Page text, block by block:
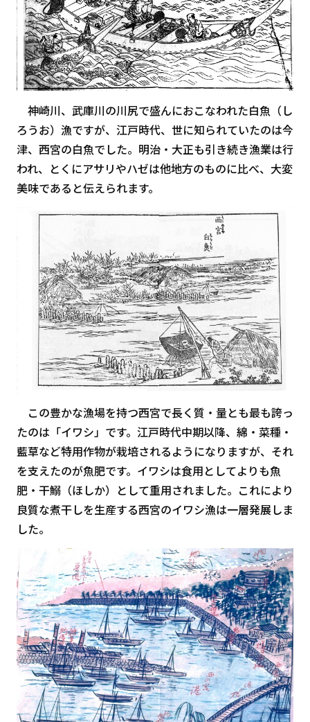
神崎川、武庫川の川尻で盛んにおこなわれた白魚（し
ろうお）漁ですが、江戸時代、世に知られていたのは今
津、西宮の白魚でした。明治・大正も引き続き漁業は行
われ、とくにアサリやハゼは他地方のものに比べ、大変
美味であると伝えられます。
この豊かな漁場を持つ西宮で長く質・量とも最も誇っ
たのは「イワシ」です。江戸時代中期以降、綿・菜種・
藍草など特用作物が栽培されるようになりますが、それ
を支えたのが魚肥です。イワシは食用としてよりも魚
肥・干鰯（ほしか）として重用されました。これにより
良質な煮干しを生産する西宮のイワシ漁は一層発展しま
した。